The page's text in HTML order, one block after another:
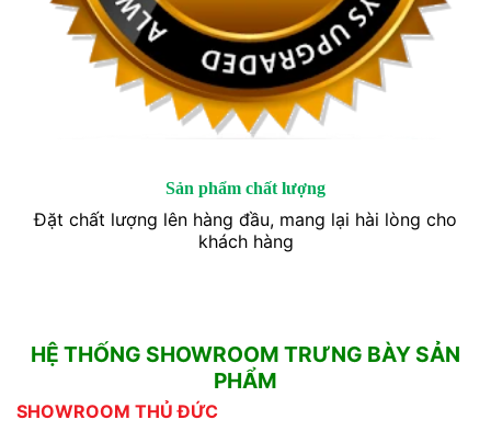
Sản phẩm chất lượng
Đặt chất lượng lên hàng đầu, mang lại hài lòng cho
khách hàng
HỆ THỐNG SHOWROOM TRƯNG BÀY SẢN
PHẨM
SHOWROOM THỦ ĐỨC